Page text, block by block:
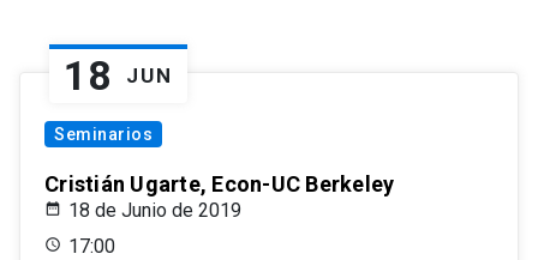
18 JUN
Seminarios
Cristián Ugarte, Econ-UC Berkeley
18 de Junio de 2019
17:00